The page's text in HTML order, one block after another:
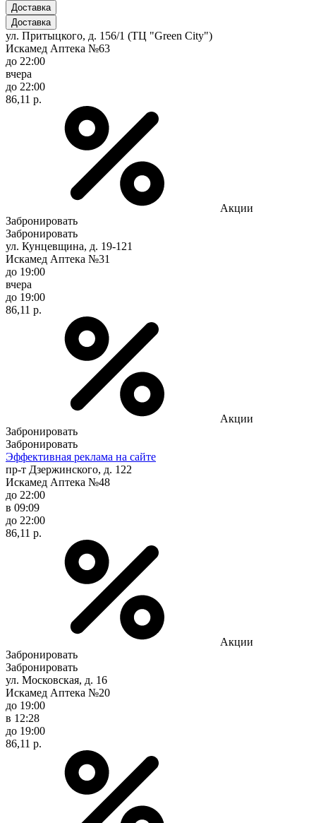
Доставка
Доставка
ул. Притыцкого, д. 156/1 (ТЦ "Green City")
Искамед Аптека №63
до 22:00
вчера
до 22:00
86,11 р.
Акции
Забронировать
Забронировать
ул. Кунцевщина, д. 19-121
Искамед Аптека №31
до 19:00
вчера
до 19:00
86,11 р.
Акции
Забронировать
Забронировать
Эффективная реклама на сайте
пр-т Дзержинского, д. 122
Искамед Аптека №48
до 22:00
в 09:09
до 22:00
86,11 р.
Акции
Забронировать
Забронировать
ул. Московская, д. 16
Искамед Аптека №20
до 19:00
в 12:28
до 19:00
86,11 р.